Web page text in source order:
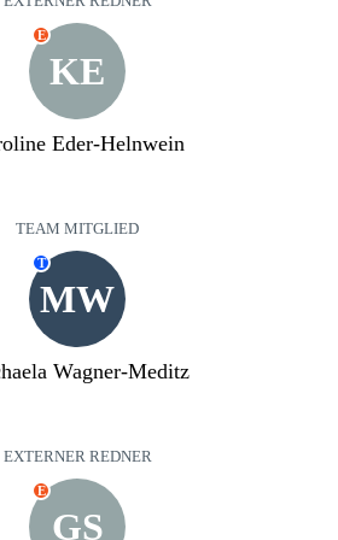
KE
E
Eder-Helnwein
TEAM MITGLIED
MW
T
Wagner-Meditz
EXTERNER REDNER
GS
E